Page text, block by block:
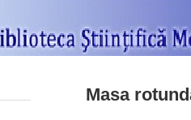
Masa